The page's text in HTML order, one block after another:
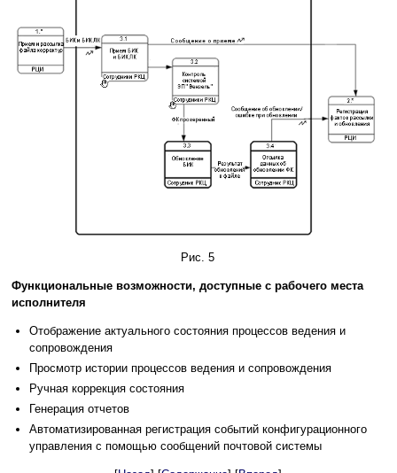
Рис. 5
Функциональные возможности, доступные с рабочего места
исполнителя
Отображение актуального состояния процессов ведения и
сопровождения
Просмотр истории процессов ведения и сопровождения
Ручная коррекция состояния
Генерация отчетов
Автоматизированная регистрация событий конфигурационного
управления с помощью сообщений почтовой системы